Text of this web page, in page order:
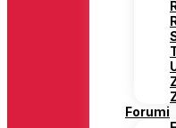
Forumi